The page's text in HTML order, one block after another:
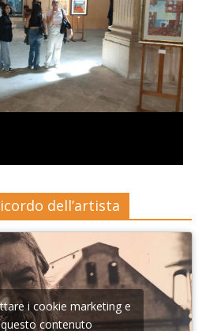
dell’artista
i cookie marketing e
contenuto